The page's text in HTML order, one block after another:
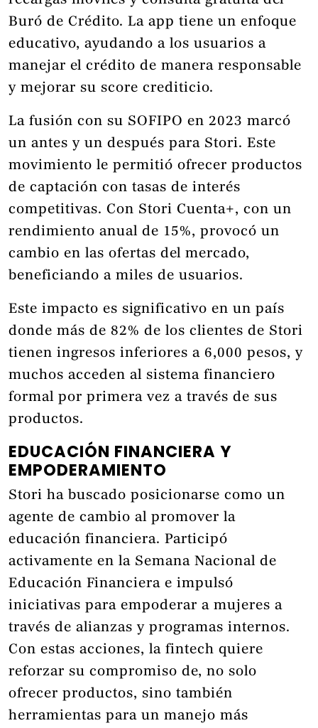
Buró de Crédito. La app tiene un enfoque
educativo, ayudando a los usuarios a
manejar el crédito de manera responsable
y mejorar su score crediticio.
La fusión con su SOFIPO en 2023 marcó
un antes y un después para Stori. Este
movimiento le permitió ofrecer productos
de captación con tasas de interés
competitivas. Con Stori Cuenta+, con un
rendimiento anual de 15%, provocó un
cambio en las ofertas del mercado,
beneficiando a miles de usuarios.
Este impacto es significativo en un país
donde más de 82% de los clientes de Stori
tienen ingresos inferiores a 6,000 pesos, y
muchos acceden al sistema financiero
formal por primera vez a través de sus
productos.
EDUCACIÓN FINANCIERA Y
EMPODERAMIENTO
Stori ha buscado posicionarse como un
agente de cambio al promover la
educación financiera. Participó
activamente en la Semana Nacional de
Educación Financiera e impulsó
iniciativas para empoderar a mujeres a
través de alianzas y programas internos.
Con estas acciones, la fintech quiere
reforzar su compromiso de, no solo
ofrecer productos, sino también
herramientas para un manejo más